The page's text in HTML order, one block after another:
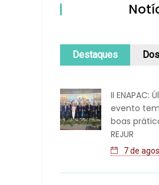
Destaques
II ENAPAC:
evento
boas
REJUR
7 de